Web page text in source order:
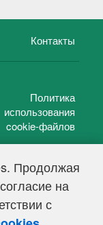
Продолжая
на
с
Контакты
Политика
использования
cookie-файлов
39848, выдано